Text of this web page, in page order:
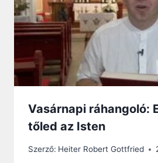
Vasárnapi ráhangoló:
tőled az Isten
Szerző: Heiter Robert Gottfried